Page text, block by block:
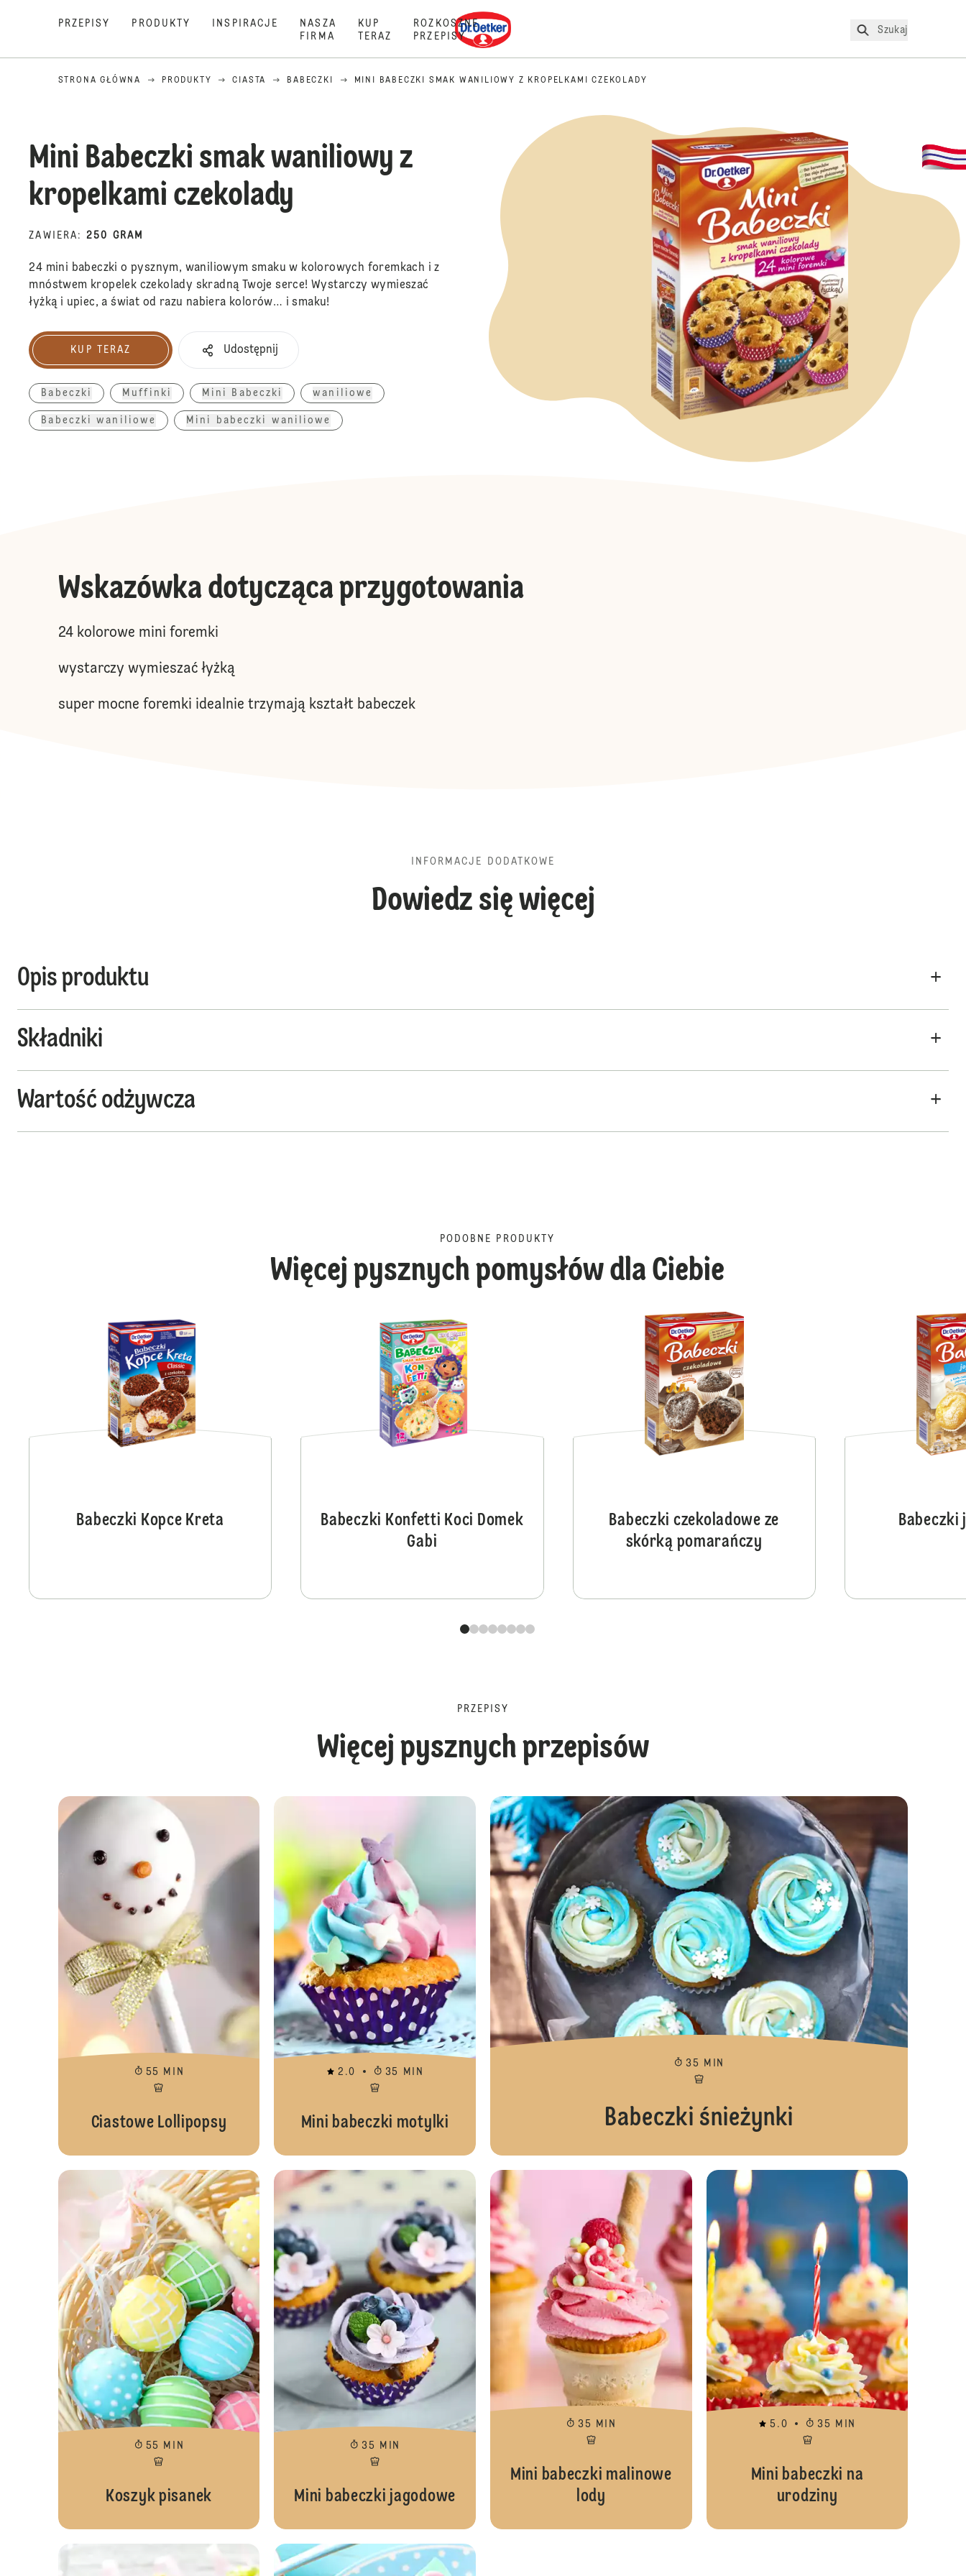
PRZEPISY PRODUKTY INSPIRACJE
NASZA
FIRMA
KUP
TERAZ
ROZKOSZNE
PRZEPISY
Dr. Oetker
Szukaj
STRONA GŁÓWNA PRODUKTY CIASTA BABECZKI MINI BABECZKI SMAK WANILIOWY Z KROPELKAMI CZEKOLADY
Mini Babeczki smak waniliowy z
kropelkami czekolady
ZAWIERA : 250 GRAM
24 mini babeczki o pysznym, waniliowym smaku w kolorowych foremkach i z
mnóstwem kropelek czekolady skradną Twoje serce! Wystarczy wymieszać
łyżką i upiec, a świat od razu nabiera kolorów… i smaku!
Kup terazKUP TERAZ Udostępnij
Babeczki Muffinki Mini Babeczki waniliowe
Babeczki waniliowe Mini babeczki waniliowe
Wskazówka dotycząca przygotowania
24 kolorowe mini foremki
wystarczy wymieszać łyżką
super mocne foremki idealnie trzymają kształt babeczek
INFORMACJE DODATKOWE
Dowiedz się więcej
Opis produktu
Składniki
Wartość odżywcza
PODOBNE PRODUKTY
Więcej pysznych pomysłów dla Ciebie
Babeczki Kopce Kreta
Babeczki Konfetti Koci Domek Gabi
Babeczki Konfetti Koci Domek
Gabi
Babeczki czekoladowe ze
skórką pomarańczy
PRZEPISY
Więcej pysznych przepisów
Ciastowe Lollipopsy
55 MIN
Ciastowe Lollipopsy
Mini babeczki motylki
2.0 35 MIN
Mini babeczki motylki
35 MIN
Babeczki śnieżynki
Koszyk pisanek
55 MIN
Koszyk pisanek
Mini babeczki jagodowe
35 MIN
Mini babeczki jagodowe
Mini
35 MIN
Mini babeczki malinowe
lody
5.0 35 MIN
Mini babeczki na
urodziny
Mini babeczki waniliowe z neonami